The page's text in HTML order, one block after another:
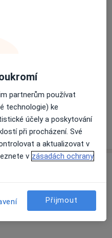
není aktivní
adrese
názor
partnerům používat
technologie) ke
účely a poskytování
při procházení. Své
a aktualizovat v
v zásadách ochrany
Přijmout